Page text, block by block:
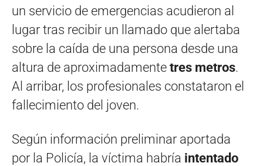
un servicio de emergencias acudieron al
lugar tras recibir un llamado que alertaba
sobre la caída de una persona desde una
altura de aproximadamente tres metros.
Al arribar, los profesionales constataron el
fallecimiento del joven.
Según información preliminar aportada
por la Policía, la víctima habría intentado